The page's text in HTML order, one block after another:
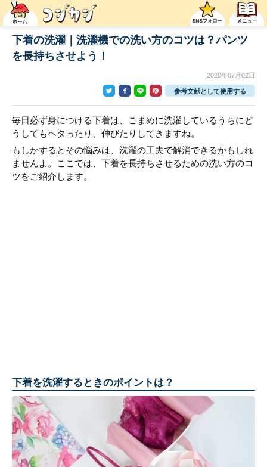
下着の洗濯｜洗濯機での洗い方のコツは？パンツ
を長持ちさせよう！
2020年07月02日
参考文献として使用する
毎日必ず身につける下着は、こまめに洗濯しているうちにど
うしてもヘタったり、伸びたりしてきますね。
もしかするとその悩みは、洗濯の工夫で解消できるかもしれ
ませんよ。ここでは、下着を長持ちさせるための洗い方のコ
ツをご紹介します。
下着を洗濯するときのポイントは？